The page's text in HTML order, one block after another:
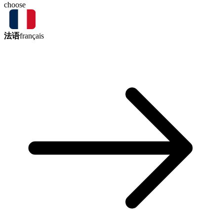
choose
法语français